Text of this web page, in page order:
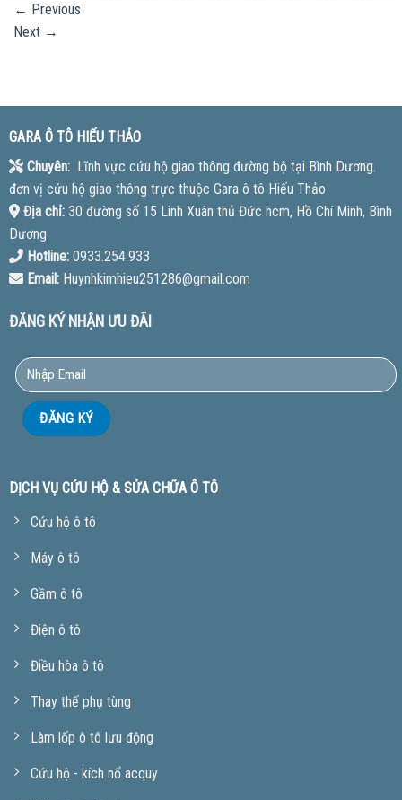
← Previous
Next →
GARA Ô TÔ HIẾU THẢO
Chuyên:Lĩnh vực cứu hộ giao thông đường bộ tại Bình Dương.
đơn vị cứu hộ giao thông trực thuộc Gara ô tô Hiếu Thảo
Địa chỉ:30 đường số 15 Linh Xuân thủ Đức hcm, Hồ Chí Minh, Bình
Dương
Hotline:0933.254.933
Email:Huynhkimhieu251286@gmail.com
ĐĂNG KÝ NHẬN ƯU ĐÃI
DỊCH VỤ CỨU HỘ & SỬA CHỮA Ô TÔ
Cứu hộ ô tô
Máy ô tô
Gầm ô tô
Điện ô tô
Điều hòa ô tô
Thay thế phụ tùng
Làm lốp ô tô lưu động
Cứu hộ - kích nổ acquy